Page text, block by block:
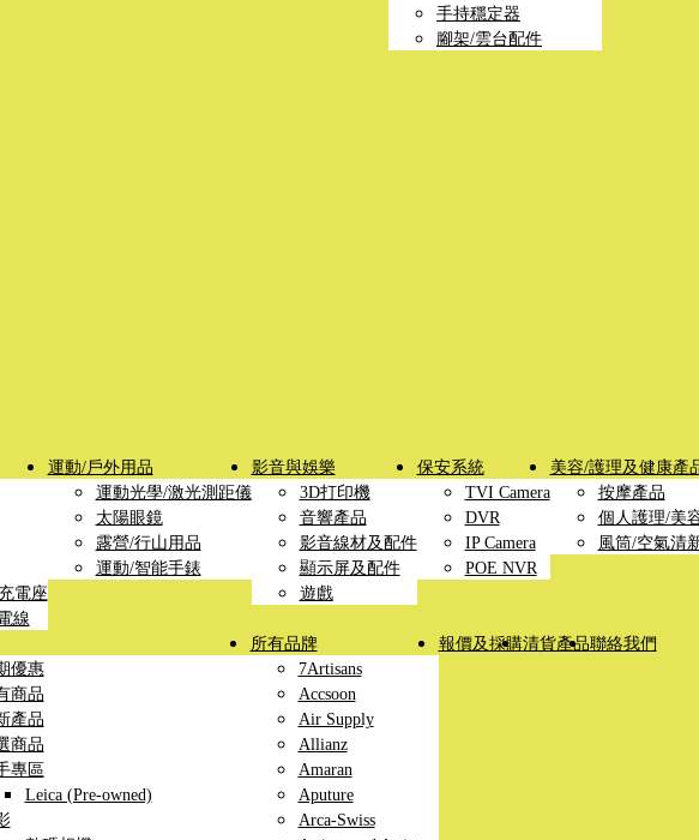
手持穩定器
腳架/雲台配件
電座
線
運動/戶外用品
運動光學/激光測距儀
太陽眼鏡
露營/行山用品
運動/智能手錶
影音與娛樂
3D打印機
音響產品
影音線材及配件
顯示屏及配件
遊戲
保安系統
TVI Camera
DVR
IP Camera
POE NVR
美容/護理及健康產
按摩產品
個人護理/美
風筒/空氣清
優惠
商品
產品
商品
專區
Leica (Pre-owned)
所有品牌
7Artisans
Accsoon
Air Supply
Allianz
Amaran
Aputure
Arca-Swiss
報價及採購清貨產品聯絡我們